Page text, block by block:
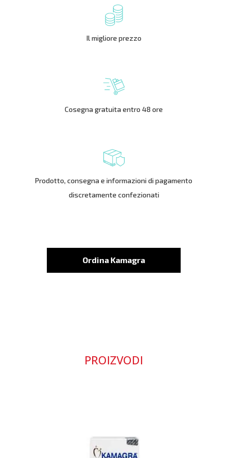
Il migliore prezzo
Cosegna gratuita entro 48 ore
Prodotto, consegna e informazioni di pagamento
discretamente confezionati
Ordina Kamagra
PROIZVODI